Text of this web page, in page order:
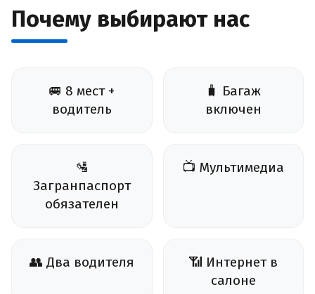
Почему выбирают нас
🚐 8 мест +
водитель
🧳 Багаж
включен
🛂
Загранпаспорт
обязателен
📺 Мультимедиа
👥 Два водителя
📶 Интернет в
салоне